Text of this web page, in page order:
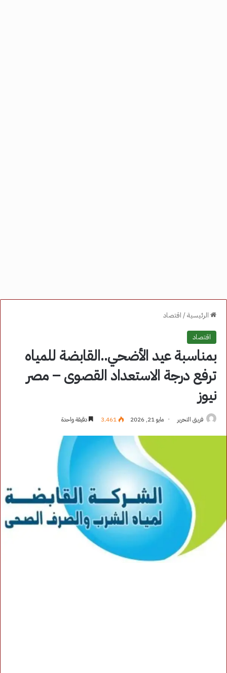
الرئيسية/ اقتصاد
اقتصاد
بمناسبة عيد الأضحي..القابضة للمياه
ترفع درجة الاستعداد القصوى – مصر
نيوز
فريق التحرير مايو 21, 2026 3٬461 دقيقة واحدة